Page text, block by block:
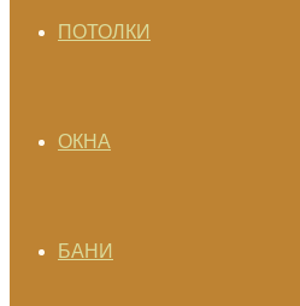
ПОТОЛКИ
ОКНА
БАНИ